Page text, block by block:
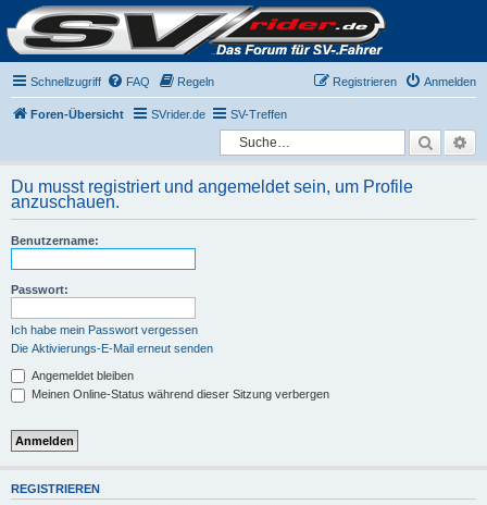
Schnellzugriff FAQ Regeln Anmelden
Registrieren
Foren-Übersicht SVrider.de SV-Treffen
Suche
Du musst registriert und angemeldet sein, um Profile
anzuschauen.
Benutzername:
Passwort:
Ich habe mein Passwort vergessen
Die Aktivierungs-E-Mail erneut senden
Angemeldet bleiben
Meinen Online-Status während dieser Sitzung verbergen
REGISTRIEREN